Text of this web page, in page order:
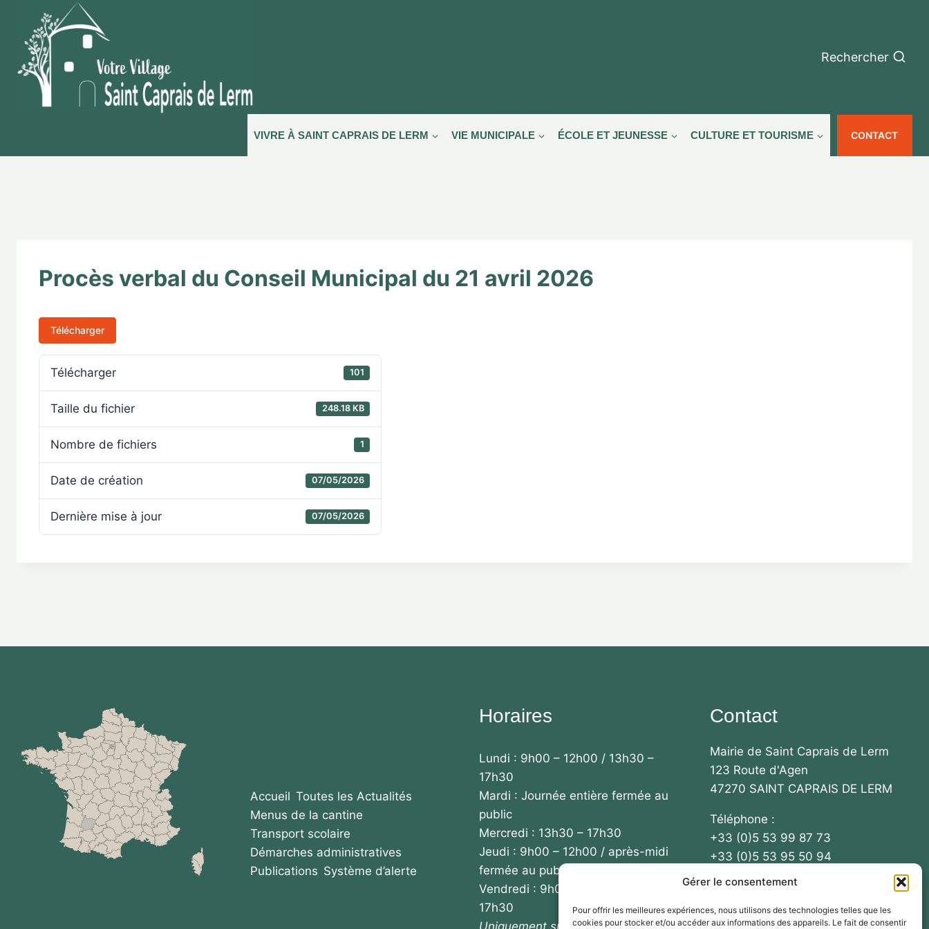
Gérer le consentement
Pour offrir les meilleures expériences, nous utilisons des technologies telles que les
cookies pour stocker et/ou accéder aux informations des appareils. Le fait de consentir
Rechercher
VIVRE À SAINT CAPRAIS DE LERM VIE MUNICIPALE ÉCOLE ET JEUNESSE CULTURE ET TOURISME CONTACT
Procès verbal du Conseil Municipal du 21 avril 2026
Télécharger
Télécharger 101
Taille du fichier 248.18 KB
Nombre de fichiers 1
Date de création 07/05/2026
Dernière mise à jour 07/05/2026
Accueil Toutes les Actualités
Menus de la cantine
Transport scolaire
Démarches administratives
Publications Système d’alerte
Horaires
Lundi : 9h00 – 12h00 / 13h30 –
17h30
Mardi : Journée entière fermée au
public
Mercredi : 13h30 – 17h30
Jeudi : 9h00 – 12h00 / après-midi
fermée au public
Vendredi : 9h00 – 12h00 / 13h30 –
17h30
Uniquement sur rendez-vous le
Contact
Mairie de Saint Caprais de Lerm
123 Route d'Agen
47270 SAINT CAPRAIS DE LERM
Téléphone :
+33 (0)5 53 99 87 73
+33 (0)5 53 95 50 94
Email : mairie-
stcaprais@collectivite47.fr